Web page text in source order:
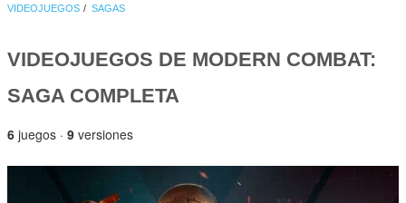
VIDEOJUEGOS SAGAS
VIDEOJUEGOS DE MODERN COMBAT:
SAGA COMPLETA
6 juegos ·9 versiones